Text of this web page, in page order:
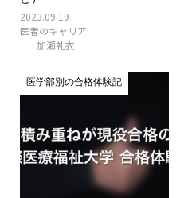
2023.09.19
医者のキャリア
加瀬礼衣
医学部別の合格体験記